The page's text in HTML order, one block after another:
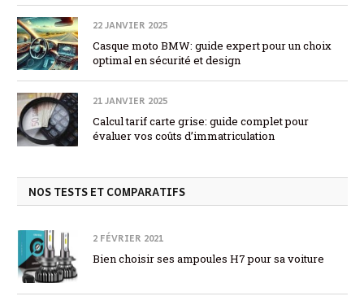
22 JANVIER 2025
Casque moto BMW: guide expert pour un choix
optimal en sécurité et design
21 JANVIER 2025
Calcul tarif carte grise: guide complet pour
évaluer vos coûts d’immatriculation
NOS TESTS ET COMPARATIFS
2 FÉVRIER 2021
Bien choisir ses ampoules H7 pour sa voiture